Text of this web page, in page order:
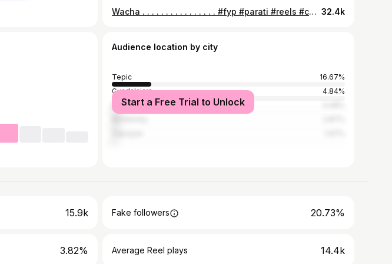
Wacha . . . . . . . . . . . . . . . . #fyp #parati #reels #carteldesanta #rapmexa #hiphopmexa 32.4k
Audience location by city
Tepic
16.67%
Guadalajara
4.84%
Mexico City
Start a Free Trial to Unlock
15.9k Fake followers 20.73%
3.82% Average Reel plays 14.4k